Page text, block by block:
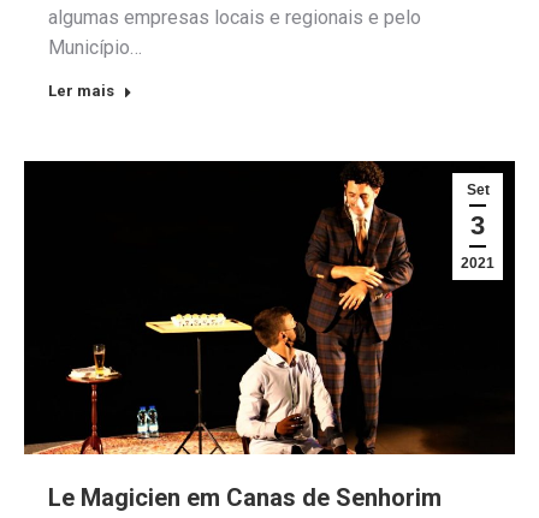
algumas empresas locais e regionais e pelo
Município…
Ler mais
Set
3
2021
Le Magicien em Canas de Senhorim